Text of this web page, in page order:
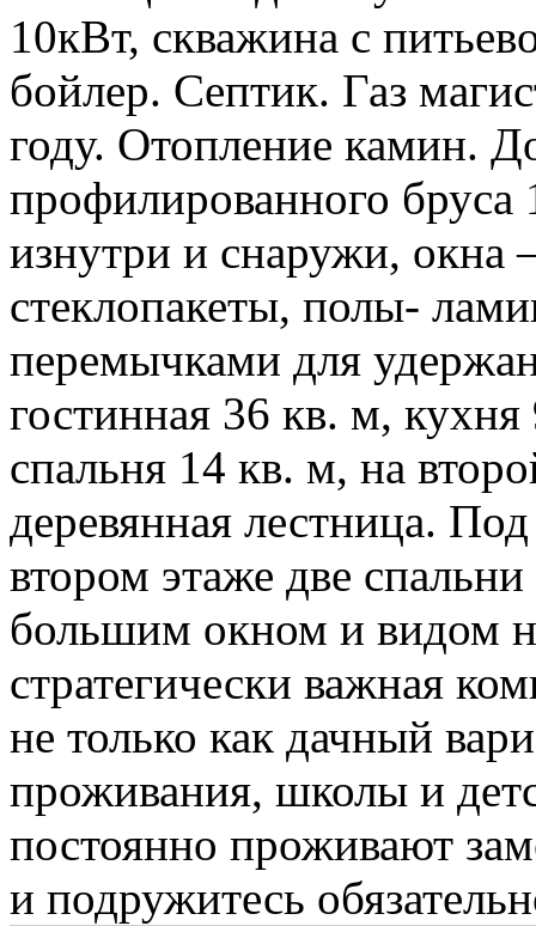
10кВт, скважина с
бойлер. Септик. Газ
году. Отопление камин.
профилированного бруса
изнутри и снаружи, окна
стеклопакеты, полы-
перемычками для
гостинная 36 кв. м,
спальня 14 кв. м, на
деревянная лестница.
втором этаже две
большим окном и видом
стратегически важная
не только как дачный
проживания, школы и
постоянно проживают
и подружитесь